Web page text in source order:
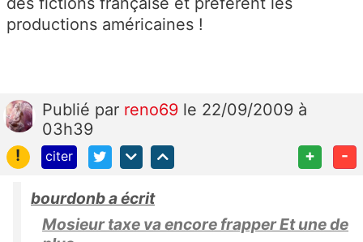
productions américaines !
Publié par reno69 le 22/09/2009 à
03h39
!
citer + -
bourdonb a écrit
Mosieur taxe va encore frapper Et une de